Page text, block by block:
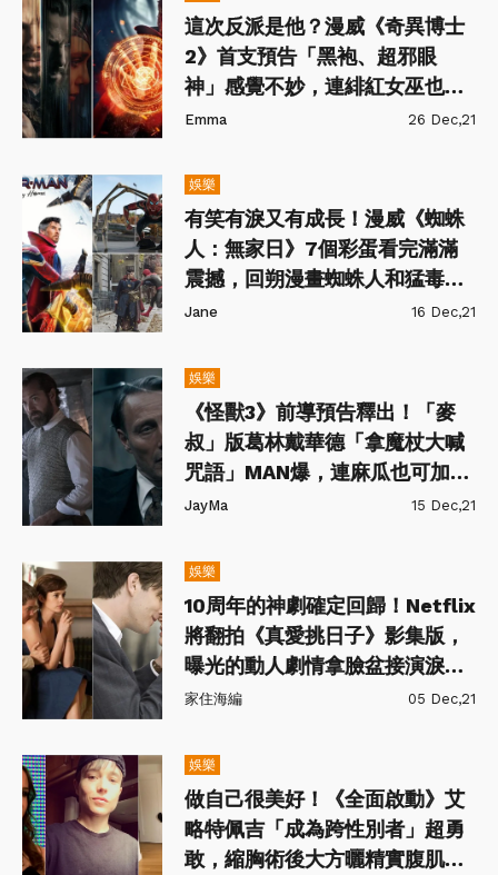
這次反派是他？漫威《奇異博士
2》首支預告「黑袍、超邪眼
神」感覺不妙，連緋紅女巫也將
強勢回歸！
Emma 26 Dec,21
娛樂
有笑有淚又有成長！漫威《蜘蛛
人：無家日》7個彩蛋看完滿滿
震撼，回朔漫畫蜘蛛人和猛毒是
宿敵？
Jane 16 Dec,21
娛樂
《怪獸3》前導預告釋出！「麥
叔」版葛林戴華德「拿魔杖大喊
咒語」MAN爆，連麻瓜也可加入
戰鬥？
JayMa 15 Dec,21
娛樂
10周年的神劇確定回歸！Netflix
將翻拍《真愛挑日子》影集版，
曝光的動人劇情拿臉盆接演淚都
不夠用！
家住海編 05 Dec,21
娛樂
做自己很美好！《全面啟動》艾
略特佩吉「成為跨性別者」超勇
敢，縮胸術後大方曬精實腹肌網